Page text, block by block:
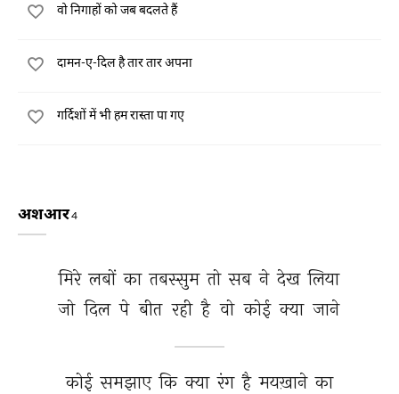
वो निगाहों को जब बदलते हैं
दामन-ए-दिल है तार तार अपना
गर्दिशों में भी हम रास्ता पा गए
अशआर4
मिरे लबों का तबस्सुम तो सब ने देख लिया
जो दिल पे बीत रही है वो कोई क्या जाने
कोई समझाए कि क्या रंग है मयख़ाने का